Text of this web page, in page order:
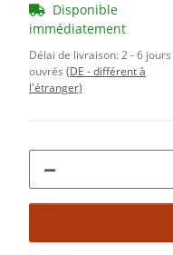
Disponible
immédiatement
Délai de livraison:2 - 6 jours
ouvrés (DE - différent à
l'étranger)